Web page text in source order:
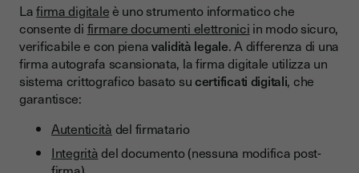
Lafirma digitaleè uno strumento informatico che
consente di firmare documenti elettronici in modo sicuro,
verificabile e con pienavalidità legale. A differenza di una
firma autografa scansionata, la firma digitale utilizza un
sistema crittografico basato sucertificati digitali, che
garantisce:
Autenticità del firmatario
Integritàdel documento (nessuna modifica post-